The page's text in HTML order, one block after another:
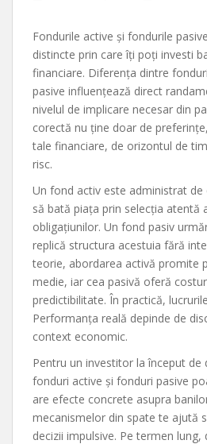
Fondurile active și fondurile
distincte prin care îți poți investi
financiare. Diferența dintre
pasive influențează direct
nivelul de implicare necesar din
corectă nu ține doar de
tale financiare, de orizontul de
risc.
Un fond activ este administrat de
să bată piața prin selecția atentă
obligațiunilor. Un fond pasiv
replică structura acestuia fără
teorie, abordarea activă promite
medie, iar cea pasivă oferă
predictibilitate. În practică,
Performanța reală depinde de
context economic.
Pentru un investitor la început
fonduri active și fonduri pasive
are efecte concrete asupra
mecanismelor din spate te ajută
decizii impulsive. Pe termen